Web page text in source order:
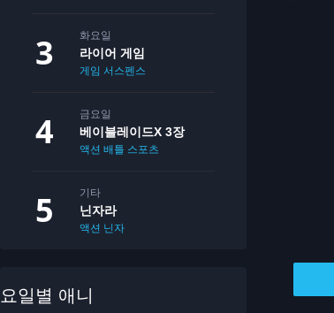
화요일
라이어 게임
게임 서스펜스
금요일
베이블레이드X 3장
액션 배틀 스포츠
기타
닌자라
액션 닌자
요일별 애니